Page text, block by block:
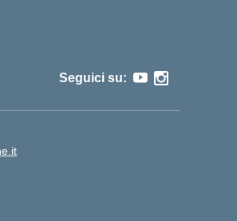
Seguici su: